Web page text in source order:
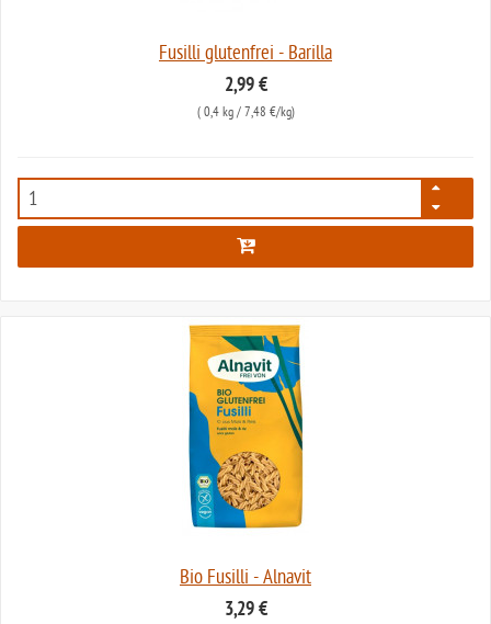
Fusilli glutenfrei - Barilla
2,99 €
( 0,4 kg/ 7,48 €/kg)
2240
Bio Fusilli - Alnavit
3,29 €